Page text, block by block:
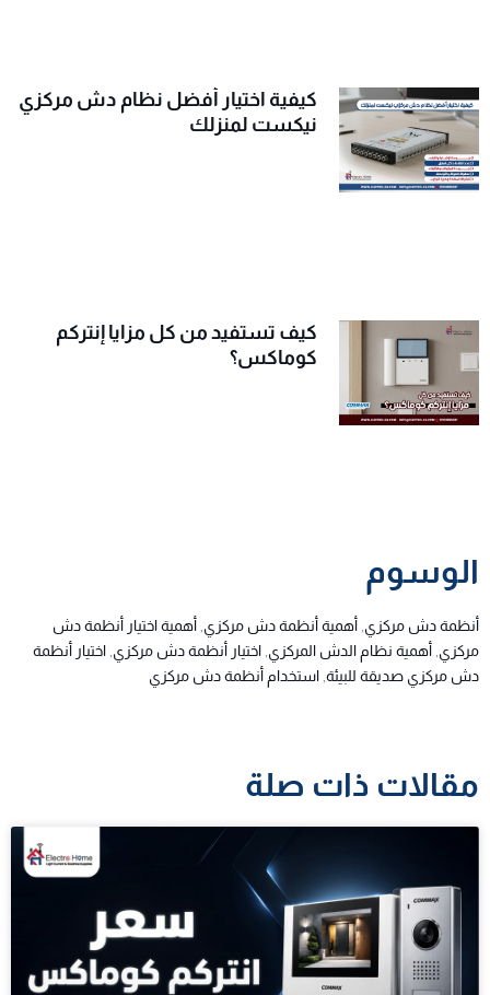
كيفية اختيار أفضل نظام دش مركزي
نيكست لمنزلك
كيف تستفيد من كل مزايا إنتركم
كوماكس؟
الوسوم
أنظمة دش مركزي, أهمية أنظمة دش مركزي, أهمية اختيار أنظمة دش
مركزي, أهمية نظام الدش المركزي, اختيار أنظمة دش مركزي, اختيار أنظمة
دش مركزي صديقة للبيئة, استخدام أنظمة دش مركزي
مقالات ذات صلة